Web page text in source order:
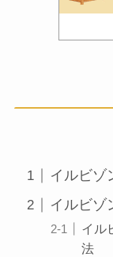
イルビゾ
イルビゾ
イル
法